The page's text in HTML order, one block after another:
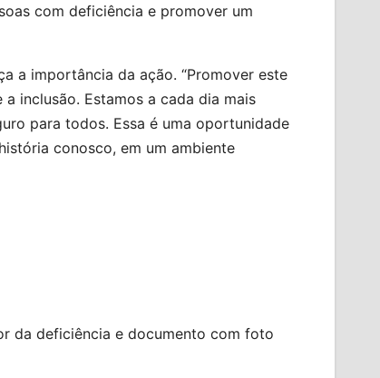
com deficiência e promover um
a importância da ação. “Promover este
inclusão. Estamos a cada dia mais
para todos. Essa é uma oportunidade
conosco, em um ambiente
da deficiência e documento com foto